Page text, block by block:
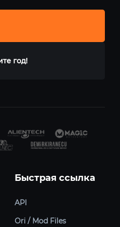
год!
Быстрая ссылка
API
Ori / Mod Files